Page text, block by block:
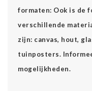
formaten: Ook is de
verschillende
zijn: canvas, hout,
tuinposters.
mogelijkheden.